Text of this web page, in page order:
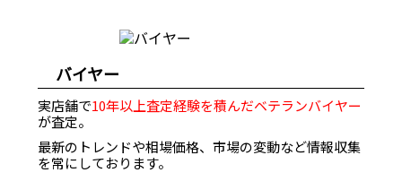
バイヤー
実店舗で10年以上査定経験を積んだベテランバイヤー
が査定。
最新のトレンドや相場価格、市場の変動など情報収集
を常にしております。